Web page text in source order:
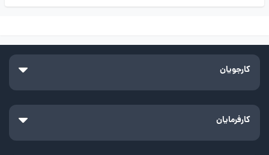
کارجویان
کارفرمایان